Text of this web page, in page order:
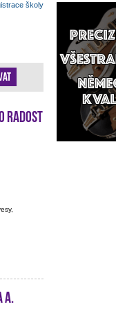
školy
radost